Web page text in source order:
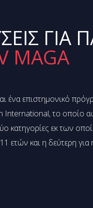
ΓΙΑ
MAGA
ένα επιστημονικό
το οποίο
κατηγορίες εκ των
ετών και η δεύτερη για